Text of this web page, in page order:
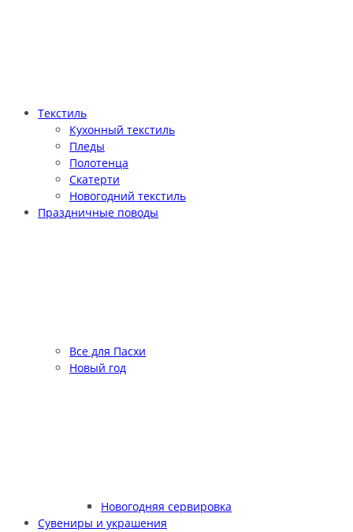
Текстиль
Кухонный текстиль
Пледы
Полотенца
Скатерти
Новогодний текстиль
Праздничные поводы
Все для Пасхи
Новый год
Новогодняя сервировка
Сувениры и украшения